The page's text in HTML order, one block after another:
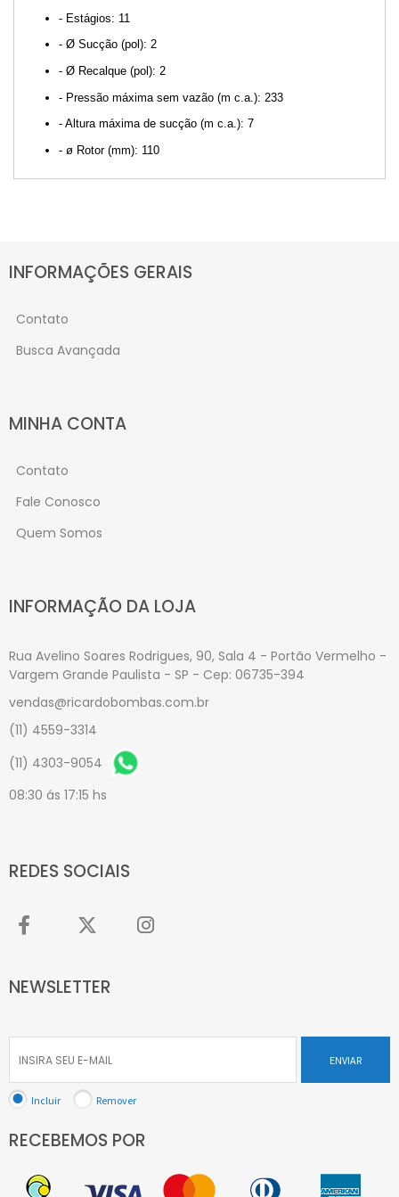
- Estágios: 11
- Ø Sucção (pol): 2
- Ø Recalque (pol): 2
- Pressão máxima sem vazão (m c.a.): 233
- Altura máxima de sucção (m c.a.): 7
- ø Rotor (mm): 110
INFORMAÇÕES GERAIS
Contato
Busca Avançada
MINHA CONTA
Contato
Fale Conosco
Quem Somos
INFORMAÇÃO DA LOJA
Rua Avelino Soares Rodrigues, 90, Sala 4 - Portão Vermelho -
Vargem Grande Paulista - SP - Cep: 06735-394
vendas@ricardobombas.com.br
(11) 4559-3314
(11) 4303-9054
08:30 ás 17:15 hs
REDES SOCIAIS
NEWSLETTER
ENVIAR
Incluir Remover
RECEBEMOS POR